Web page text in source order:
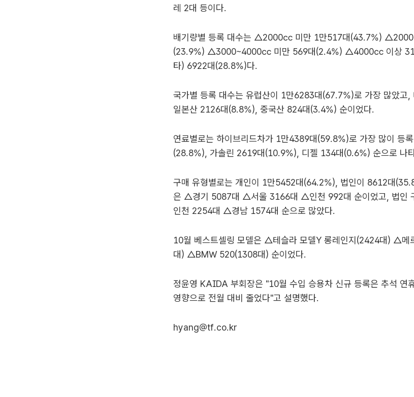
레 2대 등이다.
배기량별 등록 대수는 △2000㏄ 미만 1만517대(43.7%)
(23.9%) △3000~4000㏄ 미만 569대(2.4%) △4000㏄ 이상
타) 6922대(28.8%)다.
국가별 등록 대수는 유럽산이 1만6283대(67.7%)로 가장 많았고
일본산 2126대(8.8%), 중국산 824대(3.4%) 순이었다.
연료별로는 하이브리드차가 1만4389대(59.8%)로 가장 많이 등
(28.8%), 가솔린 2619대(10.9%), 디젤 134대(0.6%) 순으로 나
구매 유형별로는 개인이 1만5452대(64.2%), 법인이 8612대
은 △경기 5087대 △서울 3166대 △인천 992대 순이었고, 법
인천 2254대 △경남 1574대 순으로 많았다.
10월 베스트셀링 모델은 △테슬라 모델Y 롱레인지(2424대) △메
대) △BMW 520(1308대) 순이었다.
정윤영 KAIDA 부회장은 "10월 수입 승용차 신규 등록은 추석 연
영향으로 전월 대비 줄었다"고 설명했다.
hyang@tf.co.kr